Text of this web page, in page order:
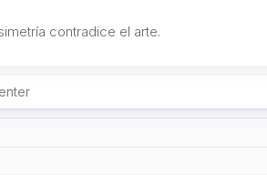
contradice el arte.